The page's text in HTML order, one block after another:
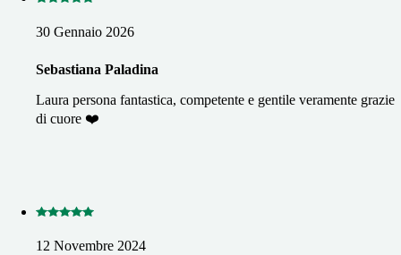
30 Gennaio 2026
Sebastiana Paladina
Laura persona fantastica, competente e gentile veramente grazie
di cuore ❤️
12 Novembre 2024